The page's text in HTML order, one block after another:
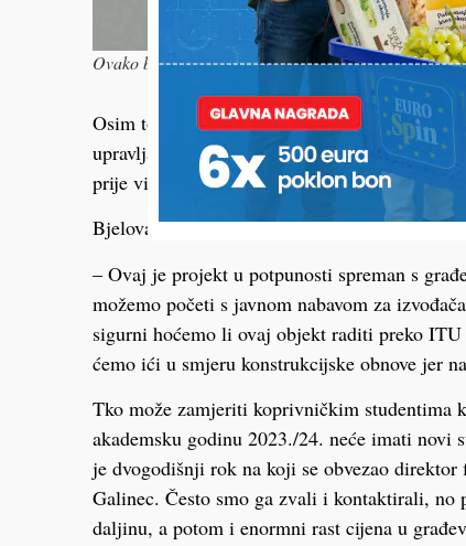
Ovako bi trebao izgledati koprivnički studentski dom
Osim toga, dodajmo, novi će studentski dom
upravljanje studentskim domom. Koprivnica
prije više godina, a 2020. imali smo i
Bjelovarski gradonačelnik Dario Hrebak
– Ovaj je projekt u potpunosti spreman s
možemo početi s javnom nabavom za
sigurni hoćemo li ovaj objekt raditi preko
ćemo ići u smjeru konstrukcijske obnove jer
Tko može zamjeriti koprivničkim studentima
akademsku godinu 2023./24. neće imati novi
je dvogodišnji rok na koji se obvezao
Galinec. Često smo ga zvali i kontaktirali,
daljinu, a potom i enormni rast cijena u